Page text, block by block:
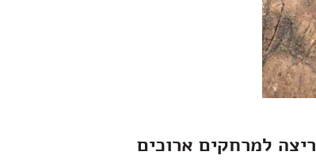
ריצה למרחקים ארוכים